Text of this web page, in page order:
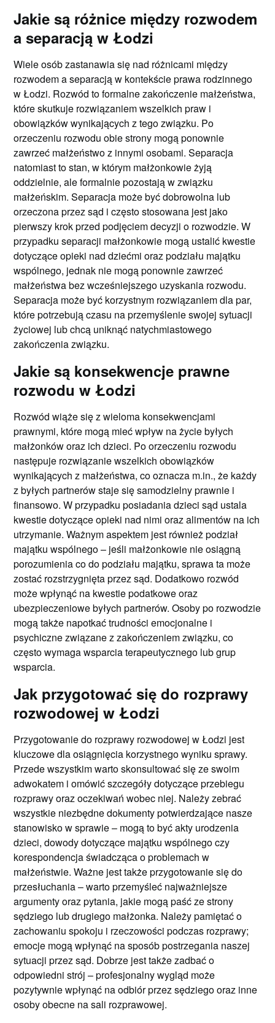
Jakie są różnice między rozwodem
a separacją w Łodzi
Wiele osób zastanawia się nad różnicami między
rozwodem a separacją w kontekście prawa rodzinnego
w Łodzi. Rozwód to formalne zakończenie małżeństwa,
które skutkuje rozwiązaniem wszelkich praw i
obowiązków wynikających z tego związku. Po
orzeczeniu rozwodu obie strony mogą ponownie
zawrzeć małżeństwo z innymi osobami. Separacja
natomiast to stan, w którym małżonkowie żyją
oddzielnie, ale formalnie pozostają w związku
małżeńskim. Separacja może być dobrowolna lub
orzeczona przez sąd i często stosowana jest jako
pierwszy krok przed podjęciem decyzji o rozwodzie. W
przypadku separacji małżonkowie mogą ustalić kwestie
dotyczące opieki nad dziećmi oraz podziału majątku
wspólnego, jednak nie mogą ponownie zawrzeć
małżeństwa bez wcześniejszego uzyskania rozwodu.
Separacja może być korzystnym rozwiązaniem dla par,
które potrzebują czasu na przemyślenie swojej sytuacji
życiowej lub chcą uniknąć natychmiastowego
zakończenia związku.
Jakie są konsekwencje prawne
rozwodu w Łodzi
Rozwód wiąże się z wieloma konsekwencjami
prawnymi, które mogą mieć wpływ na życie byłych
małżonków oraz ich dzieci. Po orzeczeniu rozwodu
następuje rozwiązanie wszelkich obowiązków
wynikających z małżeństwa, co oznacza m.in., że każdy
z byłych partnerów staje się samodzielny prawnie i
finansowo. W przypadku posiadania dzieci sąd ustala
kwestie dotyczące opieki nad nimi oraz alimentów na ich
utrzymanie. Ważnym aspektem jest również podział
majątku wspólnego – jeśli małżonkowie nie osiągną
porozumienia co do podziału majątku, sprawa ta może
zostać rozstrzygnięta przez sąd. Dodatkowo rozwód
może wpłynąć na kwestie podatkowe oraz
ubezpieczeniowe byłych partnerów. Osoby po rozwodzie
mogą także napotkać trudności emocjonalne i
psychiczne związane z zakończeniem związku, co
często wymaga wsparcia terapeutycznego lub grup
wsparcia.
Jak przygotować się do rozprawy
rozwodowej w Łodzi
Przygotowanie do rozprawy rozwodowej w Łodzi jest
kluczowe dla osiągnięcia korzystnego wyniku sprawy.
Przede wszystkim warto skonsultować się ze swoim
adwokatem i omówić szczegóły dotyczące przebiegu
rozprawy oraz oczekiwań wobec niej. Należy zebrać
wszystkie niezbędne dokumenty potwierdzające nasze
stanowisko w sprawie – mogą to być akty urodzenia
dzieci, dowody dotyczące majątku wspólnego czy
korespondencja świadcząca o problemach w
małżeństwie. Ważne jest także przygotowanie się do
przesłuchania – warto przemyśleć najważniejsze
argumenty oraz pytania, jakie mogą paść ze strony
sędziego lub drugiego małżonka. Należy pamiętać o
zachowaniu spokoju i rzeczowości podczas rozprawy;
emocje mogą wpłynąć na sposób postrzegania naszej
sytuacji przez sąd. Dobrze jest także zadbać o
odpowiedni strój – profesjonalny wygląd może
pozytywnie wpłynąć na odbiór przez sędziego oraz inne
osoby obecne na sali rozprawowej.